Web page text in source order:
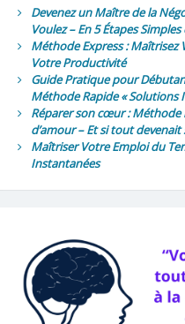
Devenez un Maître de la
Voulez – En 5 Étapes
Méthode Express : Maîtrisez
Votre Productivité
Guide Pratique pour
Méthode Rapide « Solutions
Réparer son cœur : Méthode
d’amour – Et si tout
Maîtriser Votre Emploi du
Instantanées